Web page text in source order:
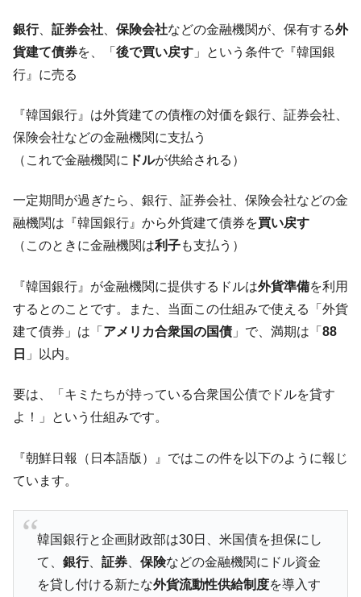
『Money1』
韓国政府『BYD』車への補助金を全廃 ⇒ 実
は韓国で『BYD』車は売れている。6カ月で対前年同期比
1.9倍！
く空港に詰めかけ「出て行け！」「極右勢力」のプラカー
『Money1』
韓国政府「2035年までに18.4GW規模のAIデ
ータセンター整備」⇒ だから無理だってば。
『Money1』
JPモルガン「韓国レバレッジETFの清算は
ほぼ終わった」
『Money1』
韓国『国民年金公団』株価暴落で200兆蒸
『Money1』
韓国政府「ニセＫ-ブランドを通報しようキ
ャンペーン」⇒ あの名物教授も登場！
『Money1』
韓国「橋が落ちました」⇒ 耐久性「なさす
ぎ」では。
営業利益80.2％も減少
『Money1』
米国下院「韓国の公務員個人をターゲット
する差別。許してはおかぬ
『Money1』
『Money1』
業績「史上最高益」当期純利益は前年同期比13.4倍に。
『Money1』
韓国･加徳島新国際空港「またも暗礁」の危
機 ⇒ 10.7兆では損が出るからできない。
銀行、 証券会社 保険会社などの金融機関が、保有する外
貨建て債券を、「 後で買い戻す 」という条件で『韓国銀
行』に売る
『韓国銀行』は外貨建ての債権の対価を銀行、証券会社、
保険会社などの金融機関に支払う
（これで金融機関に ドルが供給される）
一定期間が過ぎたら、銀行、証券会社、保険会社などの金
融機関は『韓国銀行』から外貨建て債券を買い戻す
（このときに金融機関は利子も支払う）
『韓国銀行』が金融機関に提供するドルは外貨準備を利用
するとのことです。また、当面この仕組みで使える「外貨
建て債券」は「 アメリカ合衆国の国債 」で、満期は「 88
日 」以内。
要は、「キミたちが持っている合衆国公債でドルを貸す
よ！」という仕組みです。
『朝鮮日報（日本語版）』ではこの件を以下のように報じ
ています。
韓国銀行と企画財政部は30日、米国債を担保にし
て、 銀行、 証券、 保険などの金融機関にドル資金
を貸し付ける新たな外貨流動性供給制度を導入す